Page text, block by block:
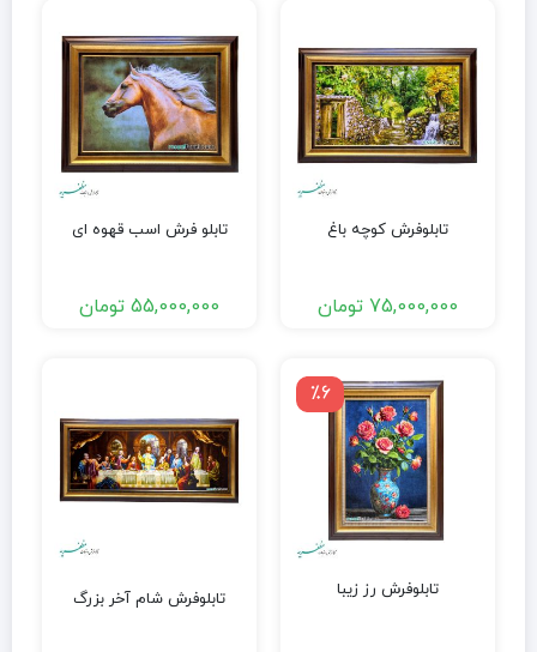
تابلوفرش کوچه باغ
75,000,000 تومان
تابلو فرش اسب قهوه ای
55,000,000 تومان
٪6
تابلوفرش رز زیبا تابلوفرش شام آخر بزرگ